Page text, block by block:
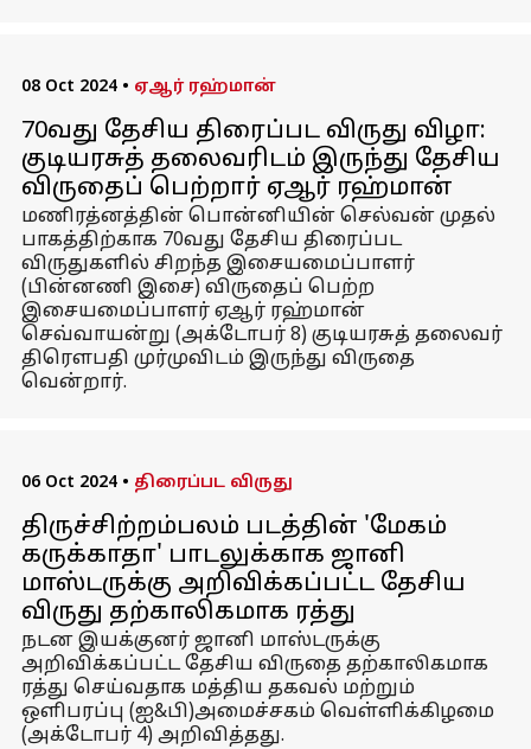
08 Oct 2024 • ஏஆர் ரஹ்மான்
70வது தேசிய திரைப்பட விருது விழா:
குடியரசுத் தலைவரிடம் இருந்து தேசிய
விருதைப் பெற்றார் ஏஆர் ரஹ்மான்
மணிரத்னத்தின் பொன்னியின் செல்வன் முதல்
பாகத்திற்காக 70வது தேசிய திரைப்பட
விருதுகளில் சிறந்த இசையமைப்பாளர்
(பின்னணி இசை) விருதைப் பெற்ற
இசையமைப்பாளர் ஏஆர் ரஹ்மான்
செவ்வாயன்று (அக்டோபர் 8) குடியரசுத் தலைவர்
திரௌபதி முர்முவிடம் இருந்து விருதை
வென்றார்.
06 Oct 2024 • திரைப்பட விருது
திருச்சிற்றம்பலம் படத்தின் 'மேகம்
கருக்காதா' பாடலுக்காக ஜானி
மாஸ்டருக்கு அறிவிக்கப்பட்ட தேசிய
விருது தற்காலிகமாக ரத்து
நடன இயக்குனர் ஜானி மாஸ்டருக்கு
அறிவிக்கப்பட்ட தேசிய விருதை தற்காலிகமாக
ரத்து செய்வதாக மத்திய தகவல் மற்றும்
ஒளிபரப்பு (ஐ&பி)அமைச்சகம் வெள்ளிக்கிழமை
(அக்டோபர் 4) அறிவித்தது.